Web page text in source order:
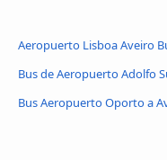
Aeropuerto Lisboa Aveiro
Bus de Aeropuerto Adolfo
Bus Aeropuerto Oporto a